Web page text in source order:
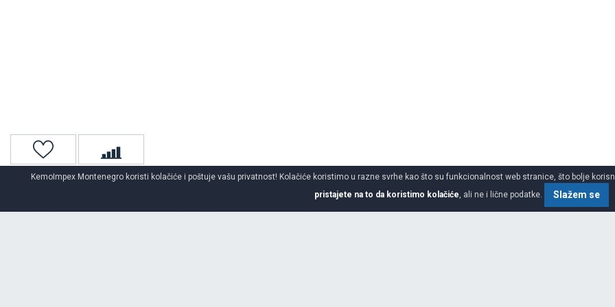
KemoImpex Montenegro koristi kolačiće i poštuje vašu privatnost! Kolačiće koristimo u razne svrhe kao što su funkcionalnost web stranice, što bolje
pristajete na to da koristimo kolačiće , ali ne i lične podatke. Slažem se